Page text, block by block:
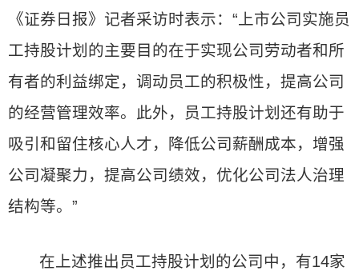
《证券日报》记者采访时表示：“上市公司实施员
工持股计划的主要目的在于实现公司劳动者和所
有者的利益绑定，调动员工的积极性，提高公司
的经营管理效率。此外，员工持股计划还有助于
吸引和留住核心人才，降低公司薪酬成本，增强
公司凝聚力，提高公司绩效，优化公司法人治理
结构等。”
在上述推出员工持股计划的公司中，有14家